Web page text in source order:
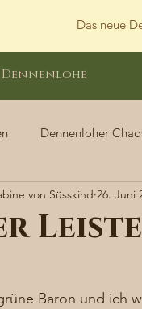
Das neue
Dennenlohe
Dennenloher
von Süsskind 26. Juni
Baron und ich